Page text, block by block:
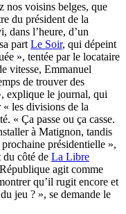
nos voisins belges, que
du président de la
dans l’heure, d’un
part Le Soir, qui dépeint
», tentée par le locataire
vitesse, Emmanuel
de trouver des
explique le journal, qui
les divisions de la
« Ça passe ou ça casse.
à Matignon, tandis
présidentielle »,
du côté de La Libre
agit comme
qu’il rugit encore et
jeu ? », se demande le